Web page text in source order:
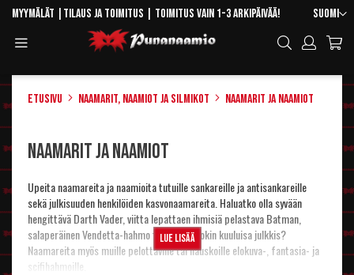
Skip
Content
Kieli
Suomi
Myymälät Tilaus ja toimitus | Toimitus vain 1-3 arkipäivää!
Hae
Etusivu Naamarit, naamiot ja silmikot Naamarit ja naamiot
Naamarit ja naamiot
Upeita naamareita ja naamioita tutuille sankareille ja antisankareille
sekä julkisuuden henkilöiden kasvonaamareita. Haluatko olla syvään
hengittävä Darth Vader, viitta lepattaen ihmisiä pelastava Batman,
salaperäinen Vendetta-hahmo tai ehkäpä jokin kuuluisa julkkis?
Naamareita myös muille pelottaville tai hauskoille elokuva-, fantasia- ja
scifihahmoille.
Lue lisää